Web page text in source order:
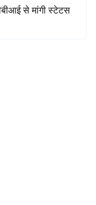
से मांगी स्टेटस